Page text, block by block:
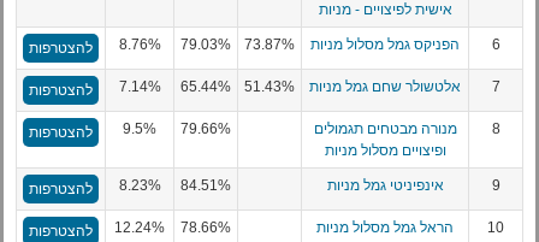
אישית לפיצויים - מניות
6 הפניקס גמל מסלול מניות 73.87%
79.03%
8.76% להצטרפות
7 אלטשולר שחם גמל מניות 51.43%
65.44%
7.14% להצטרפות
8
מנורה מבטחים תגמולים
ופיצויים מסלול מניות
79.66%
9.5% להצטרפות
9 אינפיניטי גמל מניות 84.51%
8.23% להצטרפות
10 הראל גמל מסלול מניות 78.66%
12.24% להצטרפות